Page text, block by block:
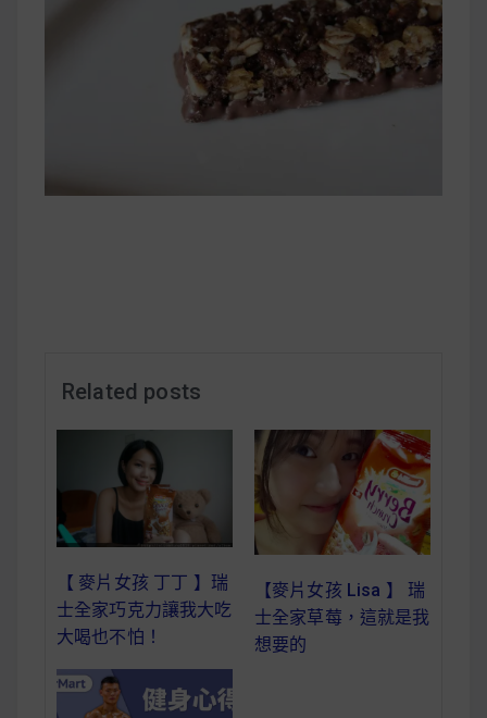
運動健身飲食建議
清楚！
減醣食材推薦
減醣料理食譜
蔬食純素營養
純素料理食譜
蔬食純素餐廳推薦
Related posts
【 麥片女孩 丁丁 】瑞
士全家巧克力讓我大吃
大喝也不怕！
【麥片女孩 Lisa 】 瑞
士全家草莓，這就是我
想要的